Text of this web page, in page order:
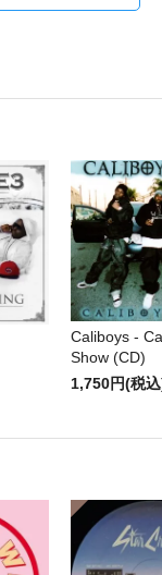
Caliboys -
Show (CD)
1,750円(税